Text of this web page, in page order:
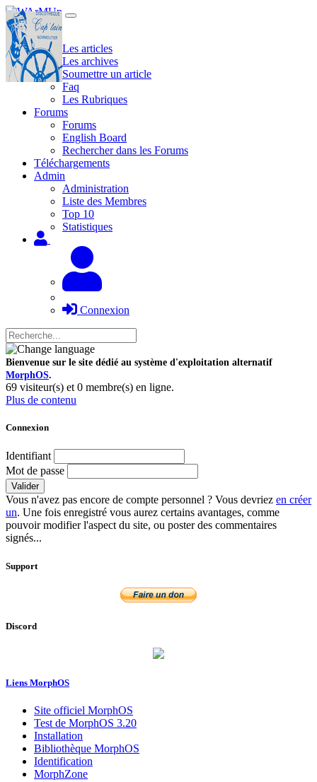
Site
Les articles
Les archives
Soumettre un article
Faq
Les Rubriques
Forums
Forums
English Board
Rechercher dans les Forums
Téléchargements
Admin
Administration
Liste des Membres
Top 10
Statistiques
Connexion
Bienvenue sur le site dédié au système d'exploitation alternatif
MorphOS.
69 visiteur(s) et 0 membre(s) en ligne.
Plus de contenu
Connexion
Identifiant
Mot de passe
Valider
Vous n'avez pas encore de compte personnel ? Vous devriez en créer
un. Une fois enregistré vous aurez certains avantages, comme
pouvoir modifier l'aspect du site, ou poster des commentaires
signés...
Support
Discord
Liens MorphOS
Site officiel MorphOS
Test de MorphOS 3.20
Installation
Bibliothèque MorphOS
Identification
MorphZone